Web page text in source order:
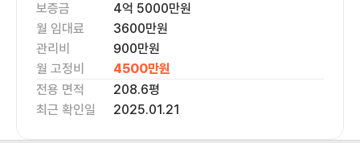
보증금 4억 5000만원
월 임대료
3600만원
관리비
900만원
월 고정비
4500만원
전용 면적
208.6평
최근 확인일
2025.01.21